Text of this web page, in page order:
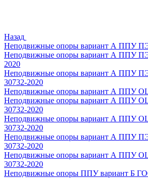
Назад
Неподвижные опоры вариант А ППУ
Неподвижные опоры вариант А ППУ
2020
Неподвижные опоры вариант А ППУ
30732-2020
Неподвижные опоры вариант А ППУ
Неподвижные опоры вариант А ППУ
30732-2020
Неподвижные опоры вариант А ППУ
30732-2020
Неподвижные опоры вариант А ППУ
30732-2020
Неподвижные опоры вариант А ППУ
30732-2020
Неподвижные опоры ППУ вариант Б